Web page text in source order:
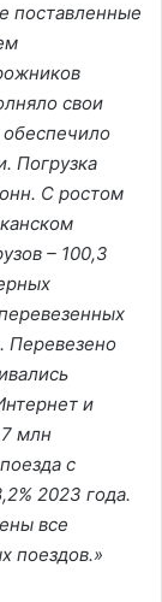
поставленные
свои
Погрузка
С ростом
– 100,3
Перевезено
и
млн
с
2023 года.
все
поездов.»